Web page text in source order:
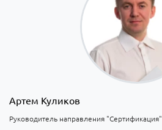
Артем Куликов
Руководитель направления "Сертификация"